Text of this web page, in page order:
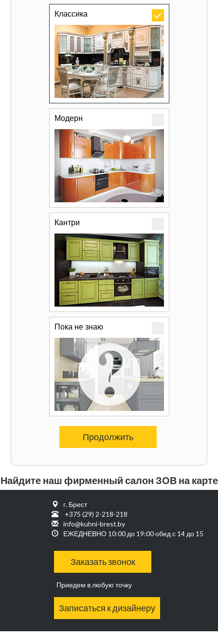
Классика
Модерн
Кантри
Пока не знаю
Продолжить
Найдите наш фирменный салон ЗОВ на карте
г. Брест
+375 (29) 2-218-218
info@kuhni-brest.by
ЕЖЕДНЕВНО 10:00 до 19:00 обед с 14 до 15
Заказать звонок
Приедем в любую точку
Записаться к дизайнеру